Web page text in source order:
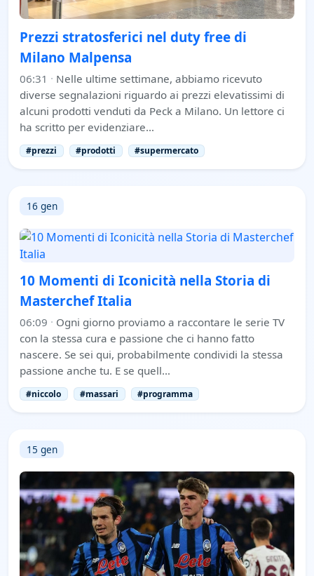
Prezzi stratosferici nel duty free di
Milano Malpensa
06:31 · Nelle ultime settimane, abbiamo ricevuto
diverse segnalazioni riguardo ai prezzi elevatissimi di
alcuni prodotti venduti da Peck a Milano. Un lettore ci
ha scritto per evidenziare…
#prezzi #prodotti #supermercato
16 gen
10 Momenti di Iconicità nella Storia di
Masterchef Italia
06:09 · Ogni giorno proviamo a raccontare le serie TV
con la stessa cura e passione che ci hanno fatto
nascere. Se sei qui, probabilmente condividi la stessa
passione anche tu. E se quell…
#niccolo #massari #programma
15 gen